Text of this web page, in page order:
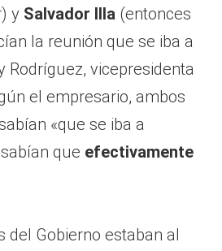
ySalvador Illa (entonces
la reunión que se iba a
Rodríguez, vicepresidenta
el empresario, ambos
«que se iba a
que efectivamente
del Gobierno estaban al